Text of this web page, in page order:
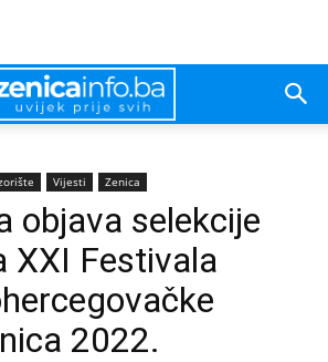
Vijesti Zenica
objava selekcije
XXI Festivala
2022.